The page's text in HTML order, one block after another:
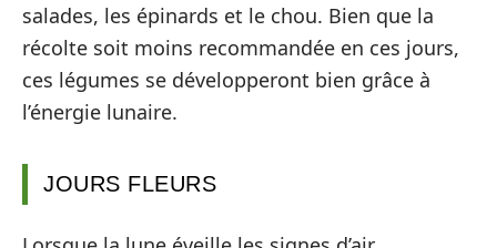
salades, les épinards et le chou. Bien que la
récolte soit moins recommandée en ces jours,
ces légumes se développeront bien grâce à
l’énergie lunaire.
JOURS FLEURS